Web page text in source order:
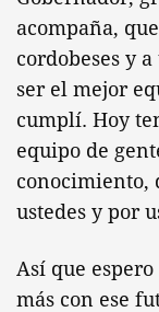
acompaña,
cordobeses y
ser el mejor
cumplí. Hoy
equipo de
conocimiento,
ustedes y por
Así que
más con ese